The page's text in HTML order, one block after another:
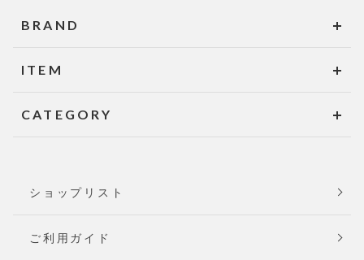
BRAND
ITEM
CATEGORY
ショップリスト
ご利用ガイド